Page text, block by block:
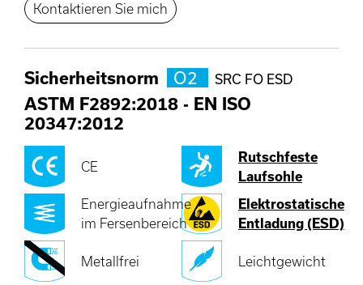
Kontaktieren Sie mich
Sicherheitsnorm O2 SRC FO ESD
ASTM F2892:2018 - EN ISO
20347:2012
CE
Rutschfeste
Laufsohle
Energieaufnahme
im Fersenbereich
Elektrostatische
Entladung (ESD)
Metallfrei Leichtgewicht